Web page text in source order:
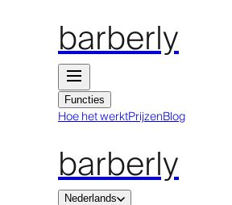
barberly
Functies
Hoe het werktPrijzenBlog
barberly
Nederlands